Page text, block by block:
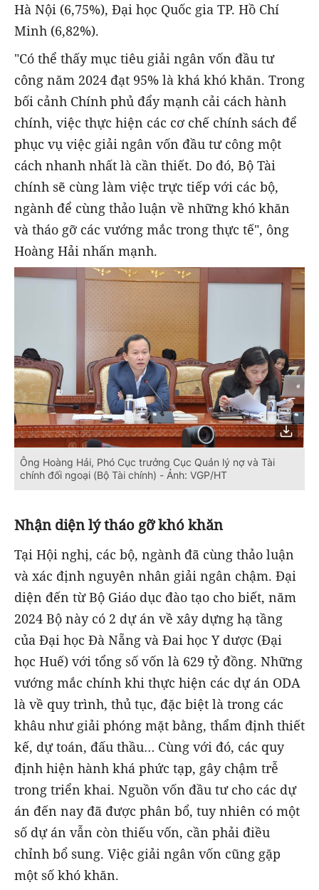
Hà Nội (6,75%), Đại học Quốc gia TP. Hồ Chí
Minh (6,82%).
"Có thể thấy mục tiêu giải ngân vốn đầu tư
công năm 2024 đạt 95% là khá khó khăn. Trong
bối cảnh Chính phủ đẩy mạnh cải cách hành
chính, việc thực hiện các cơ chế chính sách để
phục vụ việc giải ngân vốn đầu tư công một
cách nhanh nhất là cần thiết. Do đó, Bộ Tài
chính sẽ cùng làm việc trực tiếp với các bộ,
ngành để cùng thảo luận về những khó khăn
và tháo gỡ các vướng mắc trong thực tế", ông
Hoàng Hải nhấn mạnh.
Ông Hoàng Hải, Phó Cục trưởng Cục Quản lý nợ và Tài
chính đối ngoại (Bộ Tài chính) - Ảnh: VGP/HT
Nhận diện lý tháo gỡ khó khăn
Tại Hội nghị, các bộ, ngành đã cùng thảo luận
và xác định nguyên nhân giải ngân chậm. Đại
diện đến từ Bộ Giáo dục đào tạo cho biết, năm
2024 Bộ này có 2 dự án về xây dựng hạ tầng
của Đại học Đà Nẵng và Đai học Y dược (Đại
học Huế) với tổng số vốn là 629 tỷ đồng. Những
vướng mắc chính khi thực hiện các dự án ODA
là về quy trình, thủ tục, đặc biệt là trong các
khâu như giải phóng mặt bằng, thẩm định thiết
kế, dự toán, đấu thầu… Cùng với đó, các quy
định hiện hành khá phức tạp, gây chậm trễ
trong triển khai. Nguồn vốn đầu tư cho các dự
án đến nay đã được phân bổ, tuy nhiên có một
số dự án vẫn còn thiếu vốn, cần phải điều
chỉnh bổ sung. Việc giải ngân vốn cũng gặp
một số khó khăn.